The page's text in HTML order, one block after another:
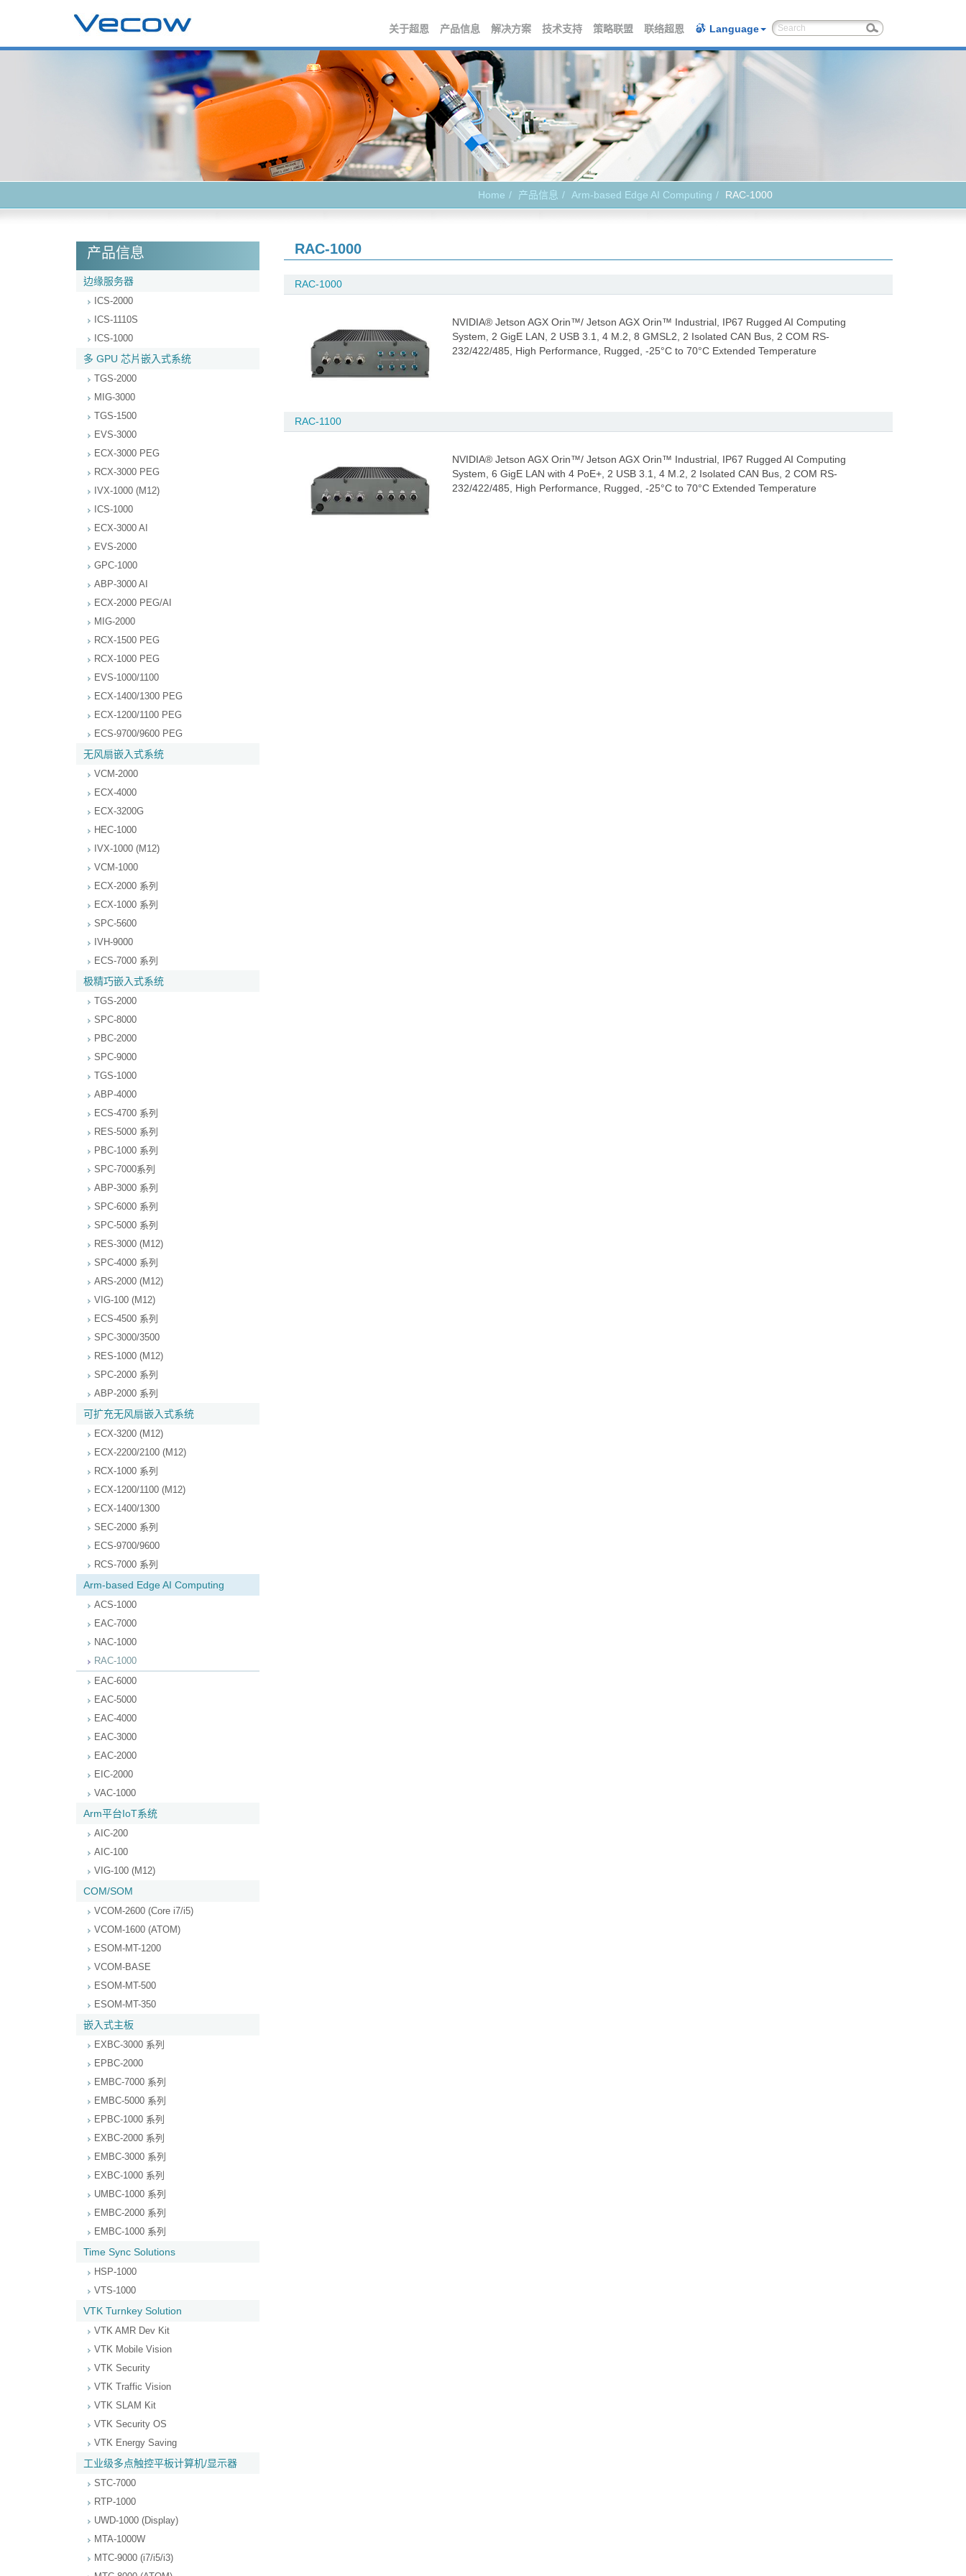
关于超恩 产品信息 解决方案 技术支持 策略联盟 联络超恩 Language
Home 产品信息 Arm-based Edge AI Computing RAC-1000
产品信息
边缘服务器
ICS-2000
ICS-1110S
ICS-1000
多 GPU 芯片嵌入式系统
TGS-2000
MIG-3000
TGS-1500
EVS-3000
ECX-3000 PEG
RCX-3000 PEG
IVX-1000 (M12)
ICS-1000
ECX-3000 AI
EVS-2000
GPC-1000
ABP-3000 AI
ECX-2000 PEG/AI
MIG-2000
RCX-1500 PEG
RCX-1000 PEG
EVS-1000/1100
ECX-1400/1300 PEG
ECX-1200/1100 PEG
ECS-9700/9600 PEG
无风扇嵌入式系统
VCM-2000
ECX-4000
ECX-3200G
HEC-1000
IVX-1000 (M12)
VCM-1000
ECX-2000 系列
ECX-1000 系列
SPC-5600
IVH-9000
ECS-7000 系列
极精巧嵌入式系统
TGS-2000
SPC-8000
PBC-2000
SPC-9000
TGS-1000
ABP-4000
ECS-4700 系列
RES-5000 系列
PBC-1000 系列
SPC-7000系列
ABP-3000 系列
SPC-6000 系列
SPC-5000 系列
RES-3000 (M12)
SPC-4000 系列
ARS-2000 (M12)
VIG-100 (M12)
ECS-4500 系列
SPC-3000/3500
RES-1000 (M12)
SPC-2000 系列
ABP-2000 系列
可扩充无风扇嵌入式系统
ECX-3200 (M12)
ECX-2200/2100 (M12)
RCX-1000 系列
ECX-1200/1100 (M12)
ECX-1400/1300
SEC-2000 系列
ECS-9700/9600
RCS-7000 系列
Arm-based Edge AI Computing
ACS-1000
EAC-7000
NAC-1000
RAC-1000
EAC-6000
EAC-5000
EAC-4000
EAC-3000
EAC-2000
EIC-2000
VAC-1000
Arm平台IoT系统
AIC-200
AIC-100
VIG-100 (M12)
COM/SOM
VCOM-2600 (Core i7/i5)
VCOM-1600 (ATOM)
ESOM-MT-1200
VCOM-BASE
ESOM-MT-500
ESOM-MT-350
嵌入式主板
EXBC-3000 系列
EPBC-2000
EMBC-7000 系列
EMBC-5000 系列
EPBC-1000 系列
EXBC-2000 系列
EMBC-3000 系列
EXBC-1000 系列
UMBC-1000 系列
EMBC-2000 系列
EMBC-1000 系列
Time Sync Solutions
HSP-1000
VTS-1000
VTK Turnkey Solution
VTK AMR Dev Kit
VTK Mobile Vision
VTK Security
VTK Traffic Vision
VTK SLAM Kit
VTK Security OS
VTK Energy Saving
工业级多点触控平板计算机/显示器
STC-7000
RTP-1000
UWD-1000 (Display)
MTA-1000W
MTC-9000 (i7/i5/i3)
RAC-1000
RAC-1000
NVIDIA® Jetson AGX Orin™/ Jetson AGX Orin™ Industrial, IP67 Rugged AI Computing
System, 2 GigE LAN, 2 USB 3.1, 4 M.2, 8 GMSL2, 2 Isolated CAN Bus, 2 COM RS-
232/422/485, High Performance, Rugged, -25°C to 70°C Extended Temperature
RAC-1100
NVIDIA® Jetson AGX Orin™/ Jetson AGX Orin™ Industrial, IP67 Rugged AI Computing
System, 6 GigE LAN with 4 PoE+, 2 USB 3.1, 4 M.2, 2 Isolated CAN Bus, 2 COM RS-
232/422/485, High Performance, Rugged, -25°C to 70°C Extended Temperature